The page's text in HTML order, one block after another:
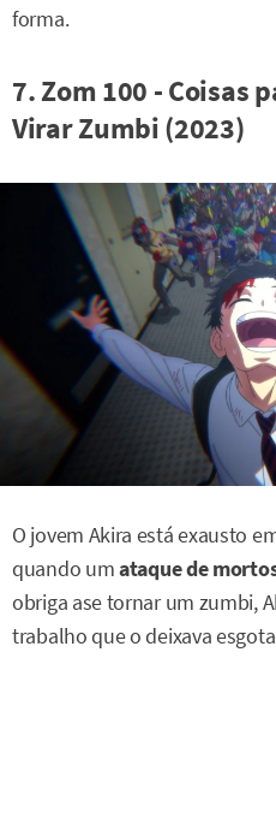
forma.
7. Zom 100 - Coisas
Virar Zumbi (2023)
O jovem Akira está exausto
quando umataque de
obriga ase tornar um zumbi,
trabalho que o deixava